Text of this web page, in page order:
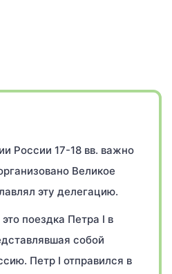
России 17-18 вв. важно
Великое
эту делегацию.
поездка Петра I в
собой
Петр I отправился в